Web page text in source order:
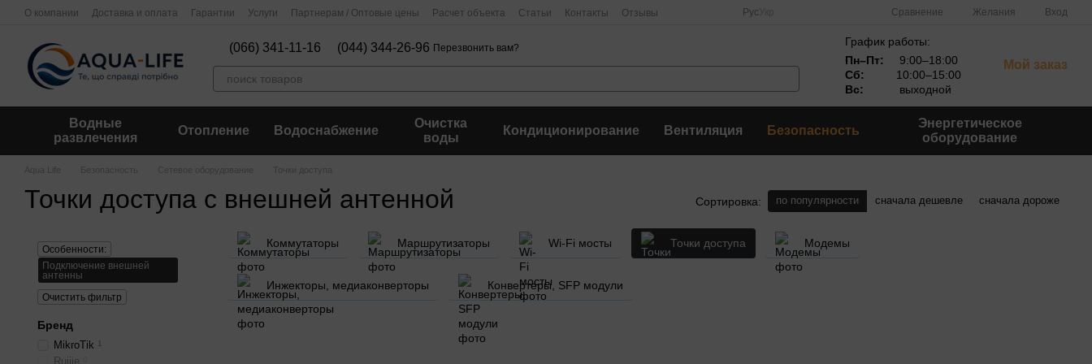
Перейти к основному контенту
О компании Доставка и оплата Гарантии Услуги Партнерам / Оптовые цены Расчет объекта Статьи Контакты Отзывы Рус Сравнение Желания Вход
(066) 341-11-16 (044) 344-26-96 Перезвонить вам?
График работы:
Пн–Пт:
9:00–18:00
Сб:
10:00–15:00
Вс:
выходной
Мой заказ
Водные
развлечения
Отопление Водоснабжение
Очистка
воды
Кондиционирование Вентиляция Безопасность
Энергетическое
оборудование
Aqua Life Безопасность Сетевое оборудование Точки доступа
Точки доступа с внешней антенной Сортировка: по популярности сначала дешевле сначала дороже
Коммутаторы Маршрутизаторы Wi-Fi мосты Точки доступа Модемы
Инжекторы, медиаконверторы Конвертеры, SFP модули
Особенности:
Подключение внешней
антенны
Очистить фильтр
Бренд
MikroTik 1
Ruijie